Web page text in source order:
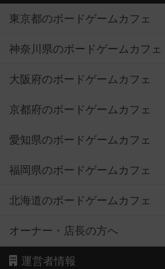
東京都のボードゲームカフェ
神奈川県のボードゲームカフェ
大阪府のボードゲームカフェ
京都府のボードゲームカフェ
愛知県のボードゲームカフェ
福岡県のボードゲームカフェ
北海道のボードゲームカフェ
オーナー・店長の方へ
運営者情報